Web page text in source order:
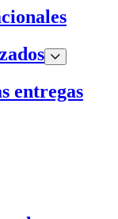
entregas